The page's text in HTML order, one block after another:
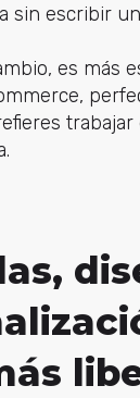
sin escribir
es más